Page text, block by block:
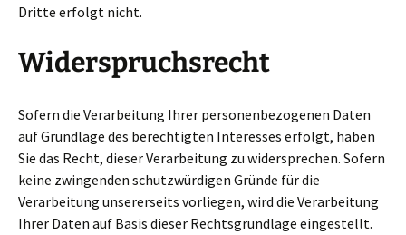
Dritte erfolgt nicht.
Widerspruchsrecht
Sofern die Verarbeitung Ihrer personenbezogenen Daten
auf Grundlage des berechtigten Interesses erfolgt, haben
Sie das Recht, dieser Verarbeitung zu widersprechen. Sofern
keine zwingenden schutzwürdigen Gründe für die
Verarbeitung unsererseits vorliegen, wird die Verarbeitung
Ihrer Daten auf Basis dieser Rechtsgrundlage eingestellt.